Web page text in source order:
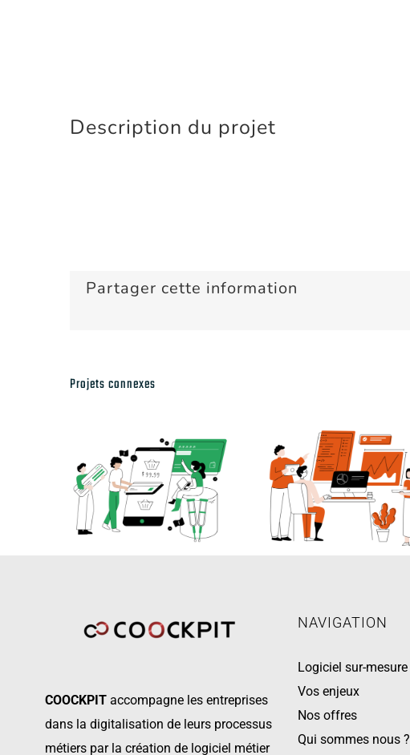
Description du projet
Partager cette information
Projets connexes
COOCKPITaccompagne les entreprises
dans la digitalisation de leurs processus
métiers par la création de logiciel métier
NAVIGATION
Logiciel sur-mesure
Vos enjeux
Nos offres
Qui sommes nous ?